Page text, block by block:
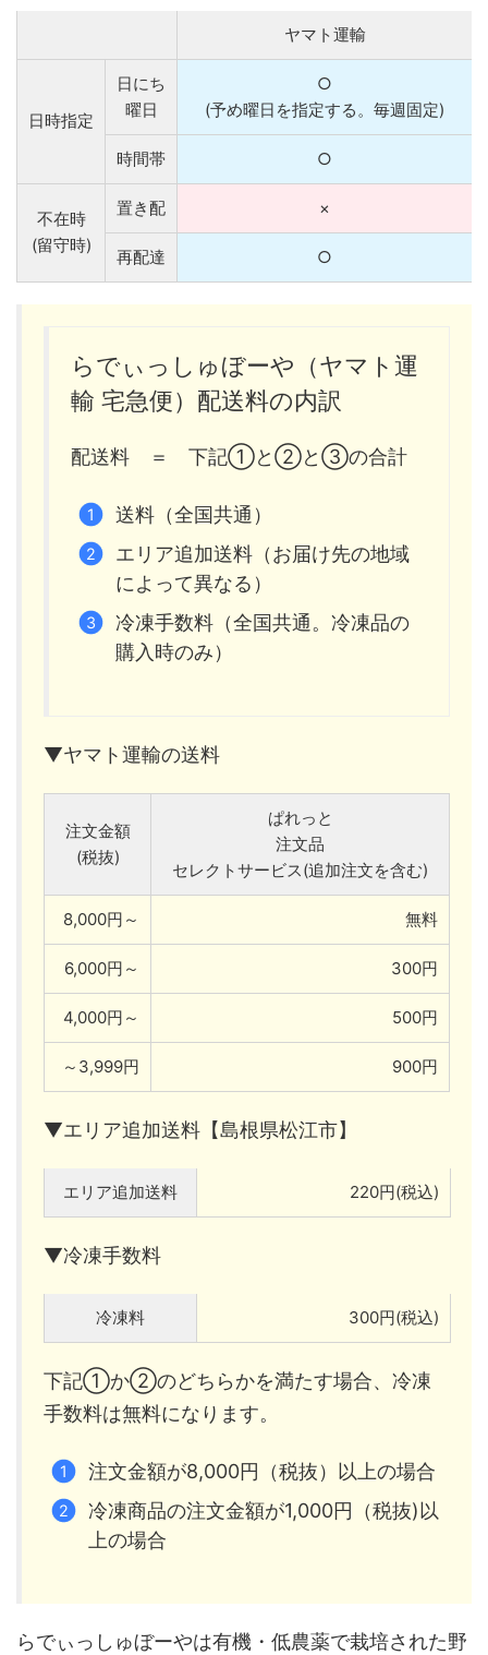
ヤマト運輸
日時指定
日にち
曜日
○
(予め曜日を指定する。毎週固定)
時間帯 ○
不在時
(留守時)
置き配 ×
再配達 ○
らでぃっしゅぼーや（ヤマト運
輸 宅急便）配送料の内訳
配送料 ＝ 下記①と②と③の合計
送料（全国共通）
エリア追加送料（お届け先の地域
によって異なる）
冷凍手数料（全国共通。冷凍品の
購入時のみ）
▼ヤマト運輸の送料
注文金額
(税抜)
ぱれっと
注文品
セレクトサービス(追加注文を含む)
8,000円～ 無料
6,000円～ 300円
4,000円～ 500円
～3,999円 900円
▼エリア追加送料【島根県松江市】
エリア追加送料 220円(税込)
▼冷凍手数料
冷凍料 300円(税込)
下記①か②のどちらかを満たす場合、冷凍
手数料は無料になります。
注文金額が8,000円（税抜）以上の場合
冷凍商品の注文金額が1,000円（税抜)以
上の場合
らでぃっしゅぼーやは有機・低農薬で栽培された野